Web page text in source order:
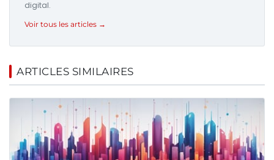
digital.
Voir tous les articles →
ARTICLES SIMILAIRES